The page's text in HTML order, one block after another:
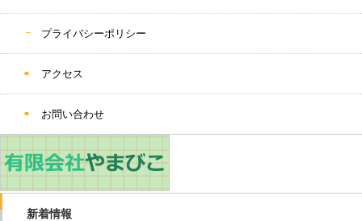
プライバシーポリシー
アクセス
お問い合わせ
新着情報